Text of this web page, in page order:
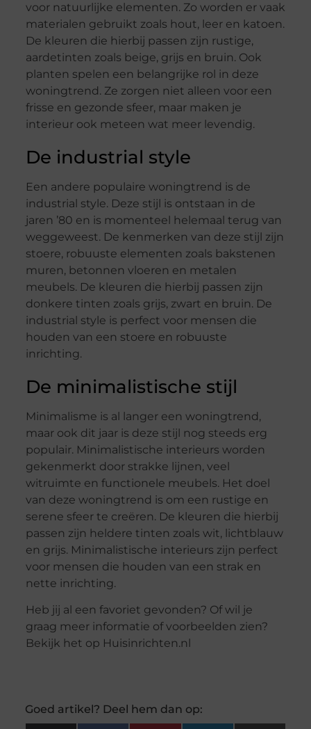
voor natuurlijke elementen. Zo worden er vaak
materialen gebruikt zoals hout, leer en katoen.
De kleuren die hierbij passen zijn rustige,
aardetinten zoals beige, grijs en bruin. Ook
planten spelen een belangrijke rol in deze
woningtrend. Ze zorgen niet alleen voor een
frisse en gezonde sfeer, maar maken je
interieur ook meteen wat meer levendig.
De industrial style
Een andere populaire woningtrend is de
industrial style. Deze stijl is ontstaan in de
jaren ’80 en is momenteel helemaal terug van
weggeweest. De kenmerken van deze stijl zijn
stoere, robuuste elementen zoals bakstenen
muren, betonnen vloeren en metalen
meubels. De kleuren die hierbij passen zijn
donkere tinten zoals grijs, zwart en bruin. De
industrial style is perfect voor mensen die
houden van een stoere en robuuste
inrichting.
De minimalistische stijl
Minimalisme is al langer een woningtrend,
maar ook dit jaar is deze stijl nog steeds erg
populair. Minimalistische interieurs worden
gekenmerkt door strakke lijnen, veel
witruimte en functionele meubels. Het doel
van deze woningtrend is om een rustige en
serene sfeer te creëren. De kleuren die hierbij
passen zijn heldere tinten zoals wit, lichtblauw
en grijs. Minimalistische interieurs zijn perfect
voor mensen die houden van een strak en
nette inrichting.
Heb jij al een favoriet gevonden? Of wil je
graag meer informatie of voorbeelden zien?
Bekijk het op Huisinrichten.nl
Goed artikel? Deel hem dan op: